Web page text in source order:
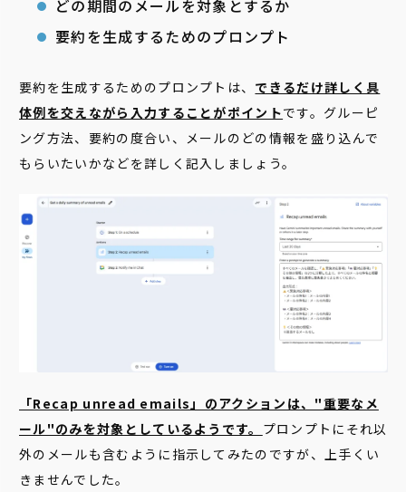
どの期間のメールを対象とするか
要約を生成するためのプロンプト
要約を生成するためのプロンプトは、 できるだけ詳しく具
体例を交えながら入力することがポイントです。グルーピ
ング方法、要約の度合い、メールのどの情報を盛り込んで
もらいたいかなどを詳しく記入しましょう。
「Recap unread emails」のアクションは、"重要なメ
ール"のみを対象としているようです。 プロンプトにそれ以
外のメールも含むように指示してみたのですが、上手くい
きませんでした。